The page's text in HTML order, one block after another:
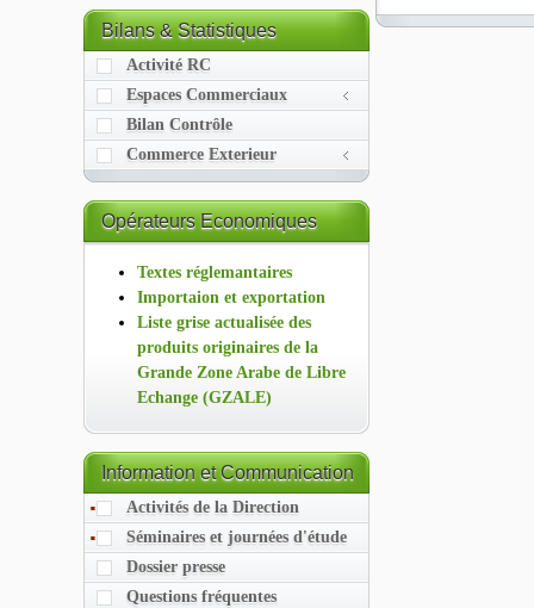
Bilans& Statistiques
Activité RC
Espaces Commerciaux
Bilan Contrôle
Commerce Exterieur
OpérateursEconomiques
Textes réglemantaires
Importaion et exportation
Liste grise actualisée des
produits originaires de la
Grande Zone Arabe de Libre
Echange (GZALE)
Informationet Communication
Activités de la Direction
Séminaires et journées d'étude
Dossier presse
Questions fréquentes